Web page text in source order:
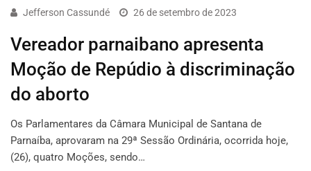
Jefferson Cassundé 26 de setembro de 2023
Vereador parnaibano apresenta
Moção de Repúdio à discriminação
do aborto
Os Parlamentares da Câmara Municipal de Santana de
Parnaíba, aprovaram na 29ª Sessão Ordinária, ocorrida hoje,
(26), quatro Moções, sendo…